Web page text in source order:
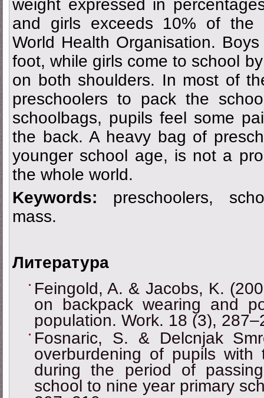
weight expressed in
and girls exceeds 10% of the
World Health Organisation.
foot, while girls come to school
on both shoulders. In most of
preschoolers to pack the
schoolbags, pupils feel some
the back. A heavy bag of
younger school age, is not a
the whole world.
Keywords: preschoolers,
mass.
Литература
Feingold, A. & Jacobs, K.
on backpack wearing and
population. Work. 18 (3),
Fosnaric, S. & Delcnjak
overburdening of pupils
during the period of
school to nine year primary